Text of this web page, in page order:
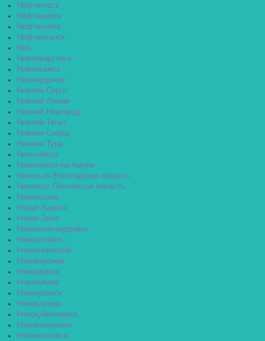
Нефтегорск
Нефтекамск
Нефтекумск
Нефтеюганск
Нея
Нижневартовск
Нижнекамск
Нижнеудинск
Нижние Серги
Нижний Ломов
Нижний Новгород
Нижний Тагил
Нижняя Салда
Нижняя Тура
Николаевск
Николаевск-на-Амуре
Никольск Вологодская область
Никольск Пензенская область
Никольское
Новая Ладога
Новая Ляля
Новоалександровск
Новоалтайск
Новоаннинский
Нововоронеж
Новодвинск
Новозыбков
Новокубанск
Новокузнецк
Новокуйбышевск
Новомичуринск
Новомосковск